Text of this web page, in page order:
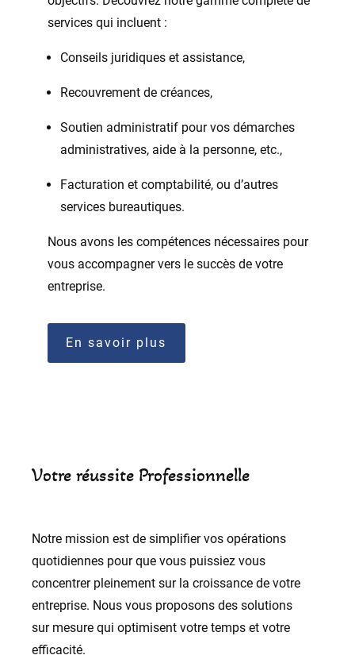
services qui incluent :
Conseils juridiques et assistance,
Recouvrement de créances,
Soutien administratif pour vos démarches
administratives, aide à la personne, etc.,
Facturation et comptabilité, ou d’autres
services bureautiques.
Nous avons les compétences nécessaires pour
vous accompagner vers le succès de votre
entreprise.
En savoir plus
Votre réussite Professionnelle
Notre mission est de simplifier vos opérations
quotidiennes pour que vous puissiez vous
concentrer pleinement sur la croissance de votre
entreprise. Nous vous proposons des solutions
sur mesure qui optimisent votre temps et votre
efficacité.